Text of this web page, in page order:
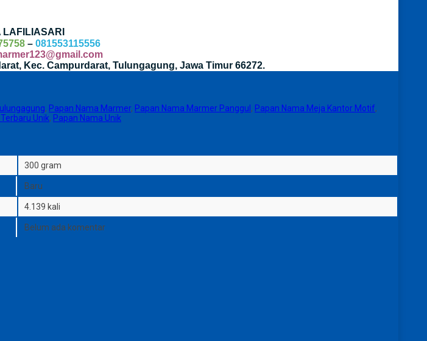
LAFILIASARI
– 081553115556
Kec. Campurdarat, Tulungagung, Jawa Timur 66272.
, Papan Nama Marmer, Papan Nama Marmer Panggul , Papan Nama Meja Kantor Motif,
Unik, Papan Nama Unik
300 gram
Baru
4.139 kali
Belum ada komentar